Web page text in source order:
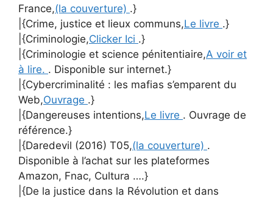
France,(la couverture) .}
|{Crime, justice et lieux communs,Le livre .}
|{Criminologie,Clicker Ici .}
|{Criminologie et science pénitentiaire,A voir et
à lire. . Disponible sur internet.}
|{Cybercriminalité : les mafias s’emparent du
Web,Ouvrage .}
|{Dangereuses intentions,Le livre . Ouvrage de
référence.}
|{Daredevil (2016) T05,(la couverture) .
Disponible à l’achat sur les plateformes
Amazon, Fnac, Cultura ….}
|{De la justice dans la Révolution et dans